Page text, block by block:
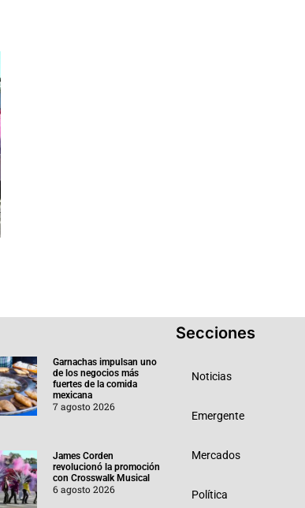
Garnachas impulsan uno
de los negocios más
fuertes de la comida
mexicana
7 agosto 2026
James Corden
revolucionó la promoción
con Crosswalk Musical
6 agosto 2026
Secciones
Noticias
Emergente
Mercados
Política